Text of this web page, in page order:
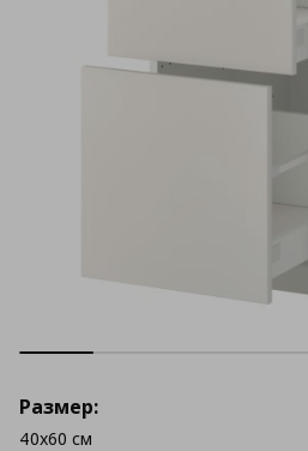
Размер:
40x60 см